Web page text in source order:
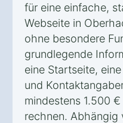
für eine einfache,
Webseite in
ohne besondere
grundlegende
eine Startseite,
und
mindestens 1.500
rechnen. Abhängig